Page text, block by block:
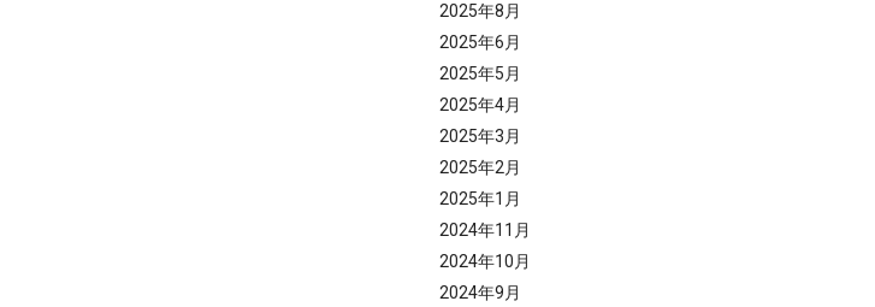
2025年8月
2025年6月
2025年5月
2025年4月
2025年3月
2025年2月
2025年1月
2024年11月
2024年10月
2024年9月